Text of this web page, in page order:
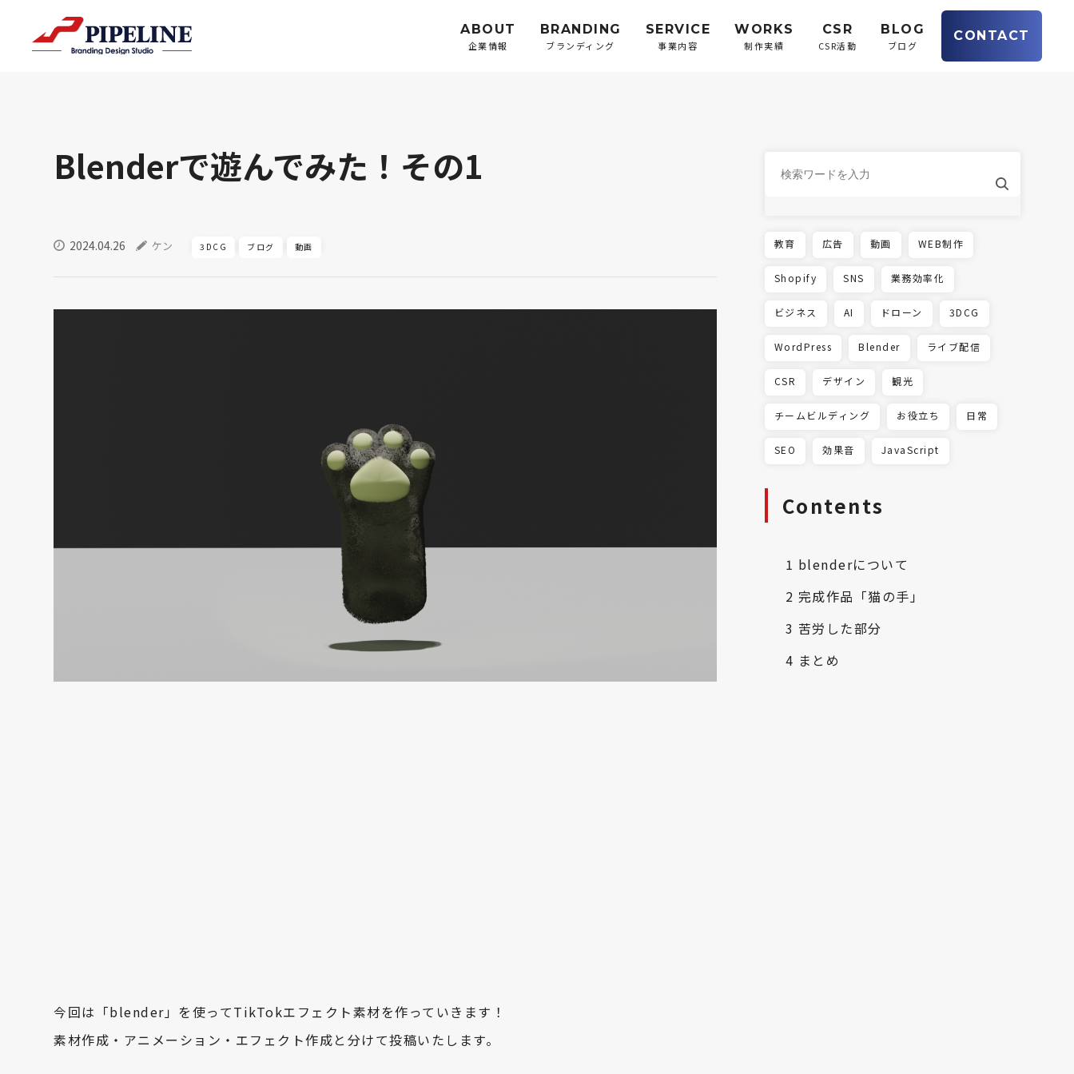
ABOUT
企業情報
BRANDING
ブランディング
SERVICE
事業内容
WORKS
制作実績
CSR
CSR活動
BLOG
ブログ
CONTACT
Blenderで遊んでみた！その1
2024.04.26 ケン 3DCG ブログ 動画
今回は「blender」を使ってTikTokエフェクト素材を作っていきます！
素材作成・アニメーション・エフェクト作成と分けて投稿いたします。
教育 広告 動画 WEB制作
Shopify SNS 業務効率化
ビジネス AI ドローン 3DCG
WordPress Blender ライブ配信
CSR デザイン 観光
チームビルディング お役立ち 日常
SEO 効果音 JavaScript
Contents
1 blenderについて
2 完成作品「猫の手」
3 苦労した部分
4 まとめ